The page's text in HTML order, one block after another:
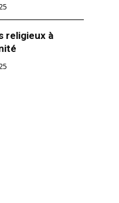
religieux à